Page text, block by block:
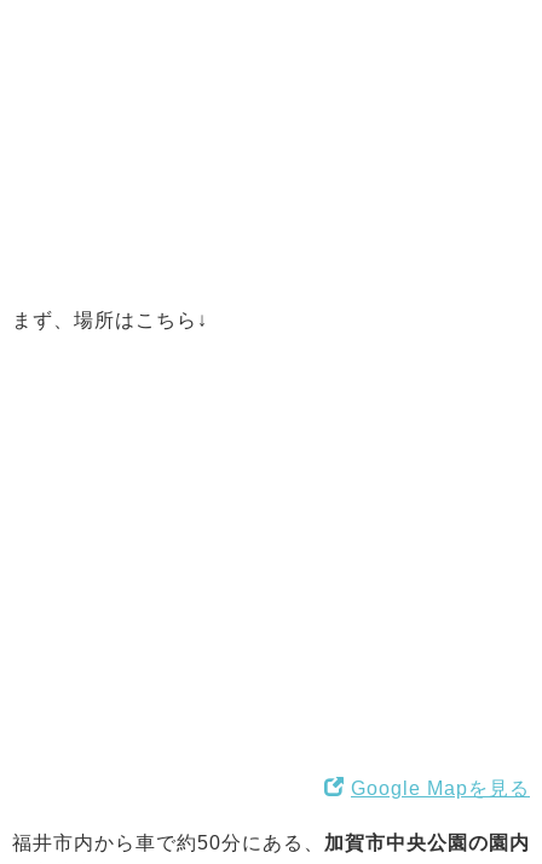
まず、場所はこちら↓
Google Mapを見る
福井市内から車で約50分にある、 加賀市中央公園の園内